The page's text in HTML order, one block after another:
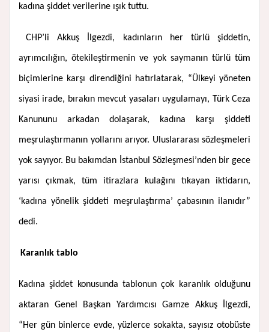
kadına şiddet verilerine ışık tuttu.
CHP’li Akkuş İlgezdi, kadınların her türlü şiddetin,
ayrımcılığın, ötekileştirmenin ve yok saymanın türlü tüm
biçimlerine karşı direndiğini hatırlatarak, “Ülkeyi yöneten
siyasi irade, bırakın mevcut yasaları uygulamayı, Türk Ceza
Kanununu arkadan dolaşarak, kadına karşı şiddeti
meşrulaştırmanın yollarını arıyor. Uluslararası sözleşmeleri
yok sayıyor. Bu bakımdan İstanbul Sözleşmesi’nden bir gece
yarısı çıkmak, tüm itirazlara kulağını tıkayan iktidarın,
‘kadına yönelik şiddeti meşrulaştırma’ çabasının ilanıdır”
dedi.
Karanlık tablo
Kadına şiddet konusunda tablonun çok karanlık olduğunu
aktaran Genel Başkan Yardımcısı Gamze Akkuş İlgezdi,
“Her gün binlerce evde, yüzlerce sokakta, sayısız otobüste